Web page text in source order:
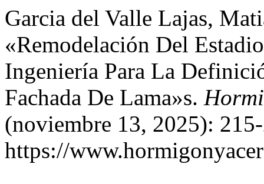
Garcia del Valle Lajas,
«Remodelación Del
Ingeniería Para La
Fachada De Lama»s.
(noviembre 13, 2025):
https://